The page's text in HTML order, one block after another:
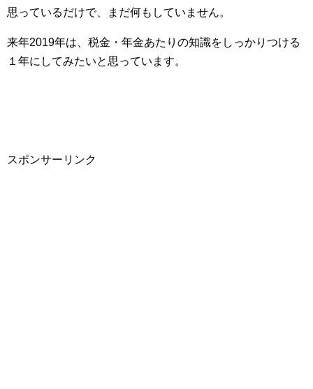
思っているだけで、まだ何もしていません。
来年2019年は、税金・年金あたりの知識をしっかりつける
１年にしてみたいと思っています。
スポンサーリンク